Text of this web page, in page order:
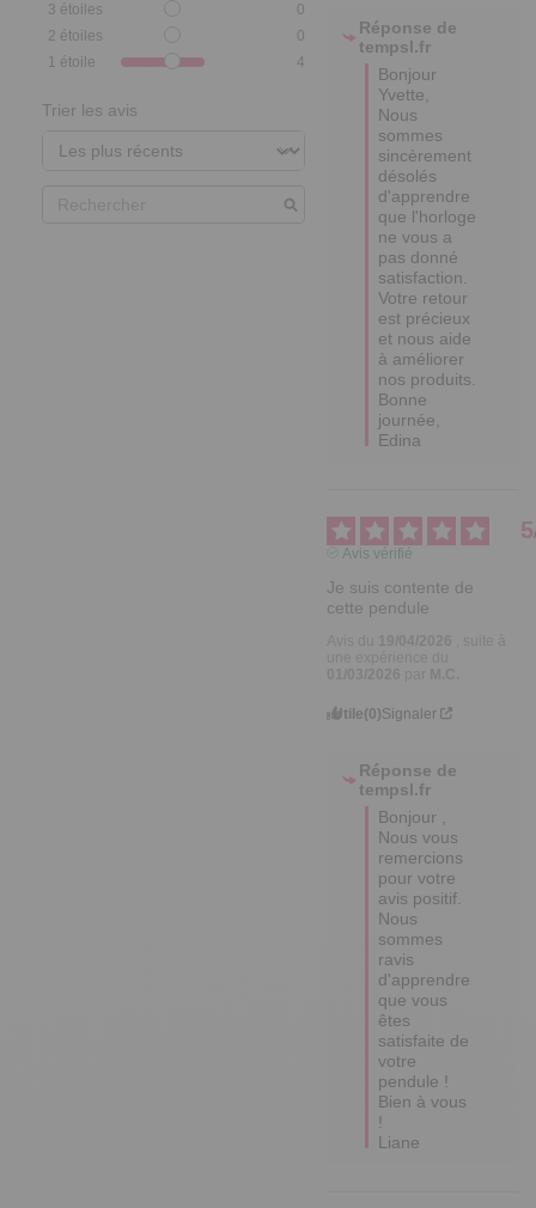
3 étoiles
0
2 étoiles
0
1 étoile 4
Trier les avis
Réponse de
tempsl.fr
Bonjour
Yvette,
Nous
sommes
sincèrement
désolés
d'apprendre
que l'horloge
ne vous a
pas donné
satisfaction.
Votre retour
est précieux
et nous aide
à améliorer
nos produits.
Bonne
journée,
Edina
5
Avis vérifié
Je suis contente de
cette pendule
Utile(0)Signaler
Réponse de
tempsl.fr
Bonjour ,
Nous vous
remercions
pour votre
avis positif.
Nous
sommes
ravis
d'apprendre
que vous
êtes
satisfaite de
votre
pendule !
Bien à vous
!
Liane